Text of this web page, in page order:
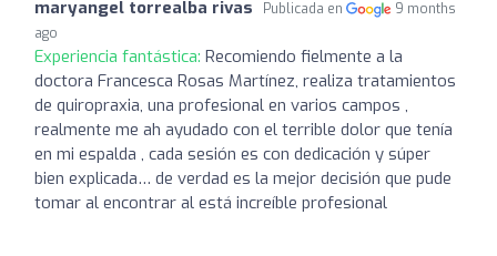
maryangel torrealba rivas Publicada en
9 months
ago
Experiencia fantástica: Recomiendo fielmente a la
doctora Francesca Rosas Martínez, realiza tratamientos
de quiropraxia, una profesional en varios campos ,
realmente me ah ayudado con el terrible dolor que tenía
en mi espalda , cada sesión es con dedicación y súper
bien explicada… de verdad es la mejor decisión que pude
tomar al encontrar al está increíble profesional